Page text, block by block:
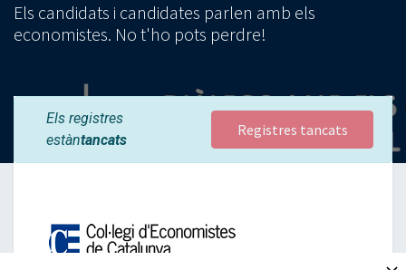
Els candidats i candidates parlen amb els
economistes. No t'ho pots perdre!
Els registres
estàntancats
Registres tancats